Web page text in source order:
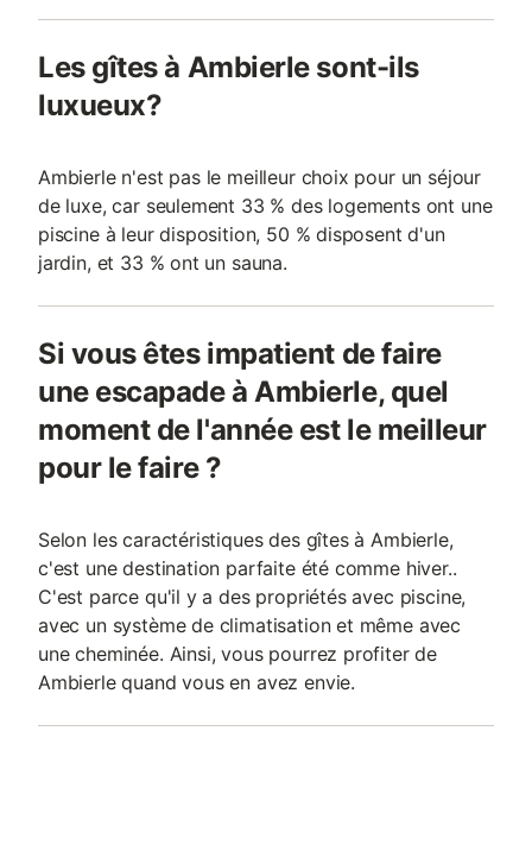
Les gîtes à Ambierle sont-ils
luxueux?
Ambierle n'est pas le meilleur choix pour un séjour
de luxe, car seulement 33 % des logements ont une
piscine à leur disposition, 50 % disposent d'un
jardin, et 33 % ont un sauna.
Si vous êtes impatient de faire
une escapade à Ambierle, quel
moment de l'année est le meilleur
pour le faire ?
Selon les caractéristiques des gîtes à Ambierle,
c'est une destination parfaite été comme hiver..
C'est parce qu'il y a des propriétés avec piscine,
avec un système de climatisation et même avec
une cheminée. Ainsi, vous pourrez profiter de
Ambierle quand vous en avez envie.